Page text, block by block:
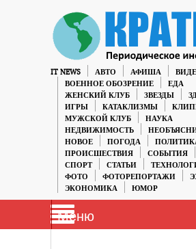
IT NEWS АВТО АФИША
ВОЕННОЕ ОБОЗРЕНИЕ
ЕДА
ЖЕНСКИЙ КЛУБ
ЗВЕЗДЫ
ИГРЫ
КАТАКЛИЗМЫ
МУЖСКОЙ КЛУБ
НАУКА
НЕДВИЖИМОСТЬ
НОВОЕ
ПОГОДА
ПРОИСШЕСТВИЯ
СОБЫТИЯ
СПОРТ
СТАТЬИ
ФОТО
ФОТОРЕПОРТАЖИ
ЭКОНОМИКА
ЮМОР
Меню